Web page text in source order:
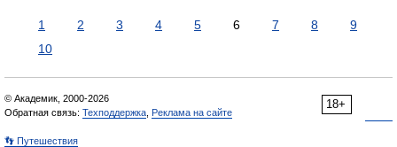
1 2 3 4 5 6 7 8
9
10
18+
© Академик, 2000-2026
Обратная связь: Техподдержка Реклама на сайте
👣 Путешествия